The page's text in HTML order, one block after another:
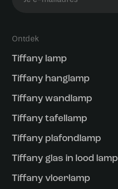
Ontdek
Tiffany lamp
Tiffany hanglamp
Tiffany wandlamp
Tiffany tafellamp
Tiffany plafondlamp
Tiffany glas in lood lamp
Tiffany vloerlamp